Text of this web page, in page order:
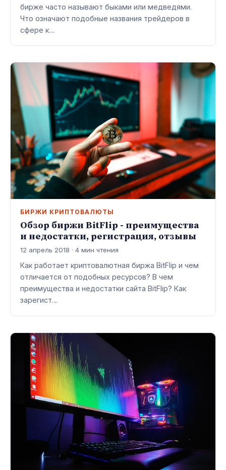
бирже часто называют быками или медведями.
Что означают подобные названия трейдеров в
сфере к…
БИРЖИ КРИПТОВАЛЮТЫ
Обзор биржи BitFlip - преимущества
и недостатки, регистрация, отзывы
12 апрель 2018 · 4 мин чтения
Как работает криптовалютная биржа BitFlip и чем
отличается от подобных ресурсов? В чем
преимущества и недостатки сайта BitFlip? Как
зарегист…